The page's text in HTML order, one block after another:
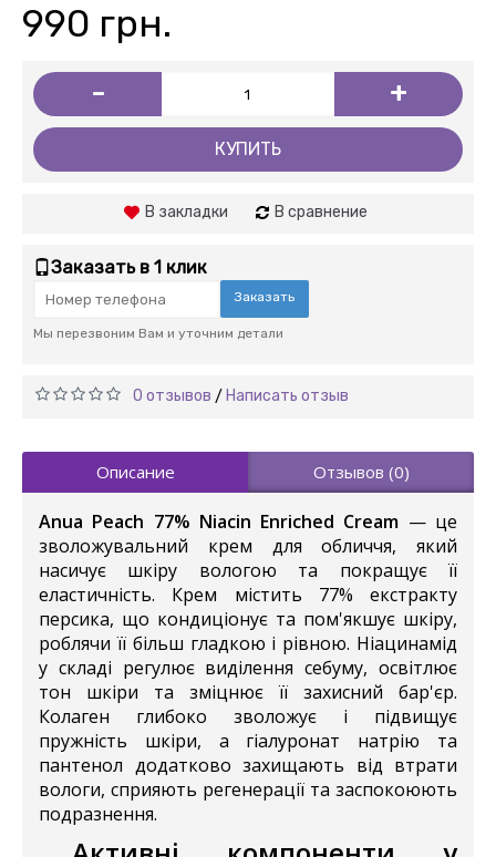
990 грн.
- +
КУПИТЬ
В закладки В сравнение
Заказать в 1 клик
Заказать
Мы перезвоним Вам и уточним детали
0 отзывов / Написать отзыв
Описание Отзывов (0)
Anua Peach 77% Niacin Enriched Cream — це
зволожувальний крем для обличчя, який
насичує шкіру вологою та покращує її
еластичність. Крем містить 77% екстракту
персика, що кондиціонує та пом'якшує шкіру,
роблячи її більш гладкою і рівною. Ніацинамід
у складі регулює виділення себуму, освітлює
тон шкіри та зміцнює її захисний бар'єр.
Колаген глибоко зволожує і підвищує
пружність шкіри, а гіалуронат натрію та
пантенол додатково захищають від втрати
вологи, сприяють регенерації та заспокоюють
подразнення.